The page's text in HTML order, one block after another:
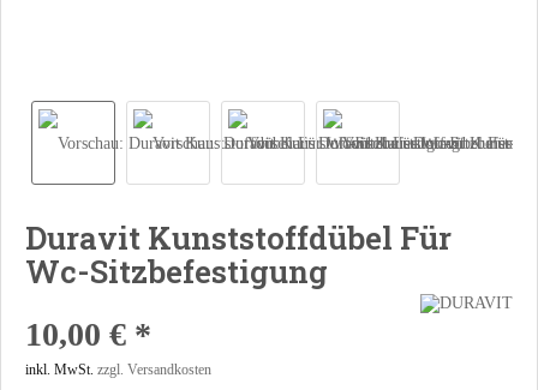
Duravit Kunststoffdübel Für
Wc-Sitzbefestigung
10,00 € *
inkl. MwSt. zzgl. Versandkosten